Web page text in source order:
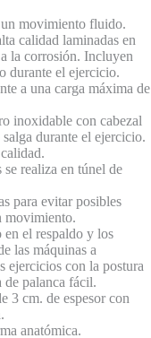
un movimiento fluido.
calidad laminadas en
la corrosión. Incluyen
durante el ejercicio.
a una carga máxima de
inoxidable con cabezal
durante el ejercicio.
realiza en túnel de
para evitar posibles
movimiento.
en el respaldo y los
las máquinas a
ejercicios con la postura
de palanca fácil.
3 cm. de espesor con
anatómica.